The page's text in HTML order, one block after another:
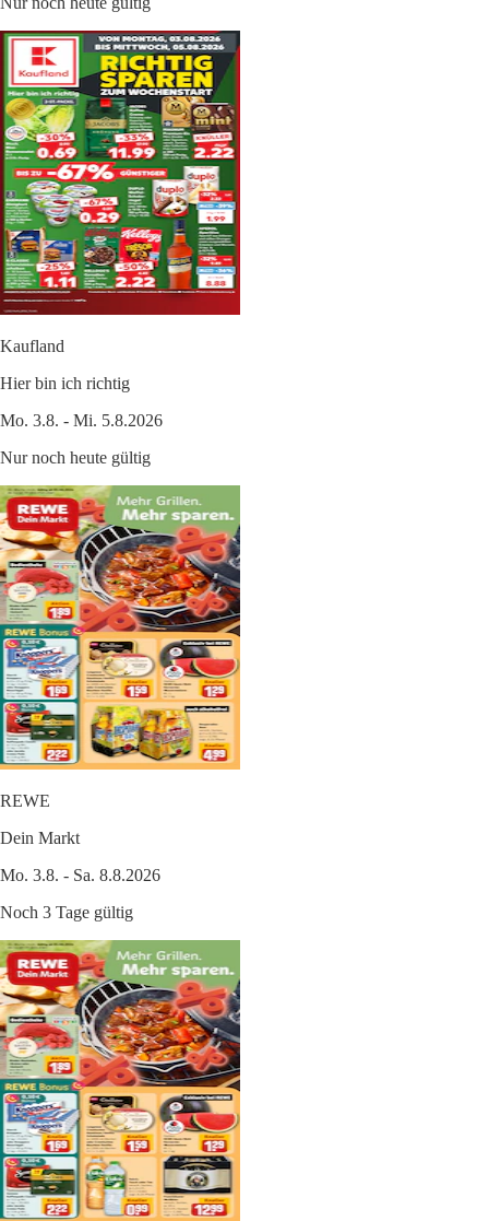
Kaufland
Hier bin ich richtig
Mo. 3.8. - Mi. 5.8.2026
Nur noch heute gültig
REWE
Dein Markt
Mo. 3.8. - Sa. 8.8.2026
Noch 3 Tage gültig